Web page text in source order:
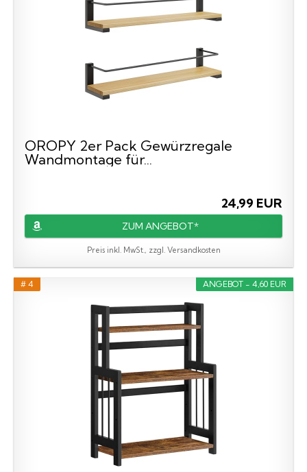
OROPY 2er Pack Gewürzregale
Wandmontage für...
24,99 EUR
ZUM ANGEBOT*
Preis inkl. MwSt., zzgl. Versandkosten
ANGEBOT - 4,60 EUR
# 4